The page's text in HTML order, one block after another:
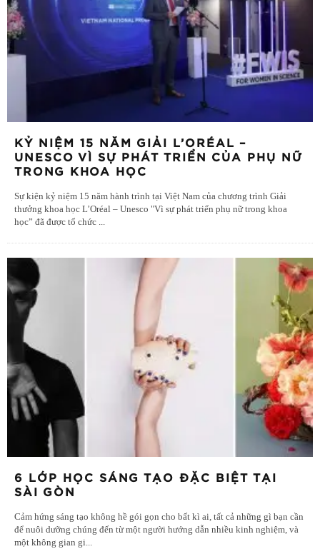
KỶ NIỆM 15 NĂM GIẢI L’ORÉAL –
UNESCO VÌ SỰ PHÁT TRIỂN CỦA PHỤ NỮ
TRONG KHOA HỌC
Sự kiện kỷ niệm 15 năm hành trình tại Việt Nam của chương trình Giải
thưởng khoa học L’Oréal – Unesco "Vì sự phát triển phụ nữ trong khoa
học” đã được tổ chức
6 LỚP HỌC SÁNG TẠO ĐẶC BIỆT TẠI
SÀI GÒN
Cảm hứng sáng tạo không hề gói gọn cho bất kì ai, tất cả những gì bạn cần
để nuôi dưỡng chúng đến từ một người hướng dẫn nhiều kinh nghiệm, và
một không gian gi...